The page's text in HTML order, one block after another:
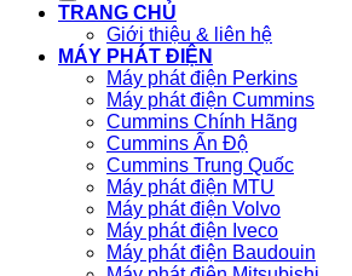
TRANG CHỦ
Giới thiệu & liên hệ
MÁY PHÁT ĐIỆN
Máy phát điện Perkins
Máy phát điện Cummins
Cummins Chính Hãng
Cummins Ấn Độ
Cummins Trung Quốc
Máy phát điện MTU
Máy phát điện Volvo
Máy phát điện Iveco
Máy phát điện Baudouin